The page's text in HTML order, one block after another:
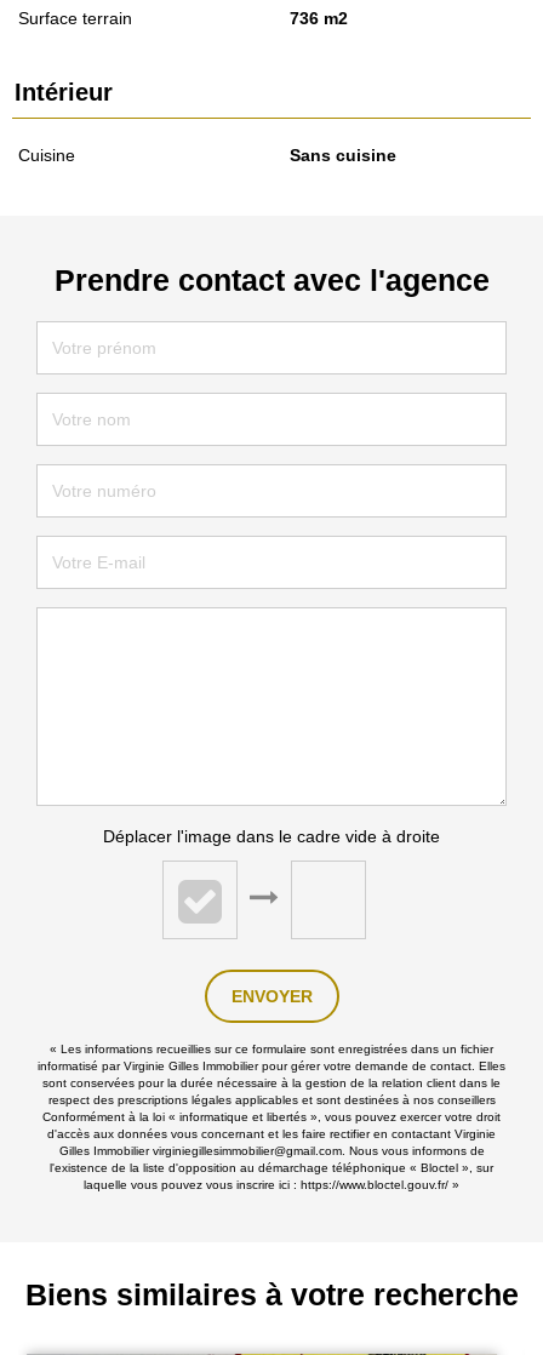
Surface terrain 736 m2
Intérieur
Cuisine Sans cuisine
Prendre contact avec l'agence
Déplacer l'image dans le cadre vide à droite
ENVOYER
« Les informations recueillies sur ce formulaire sont enregistrées dans un fichier
informatisé par Virginie Gilles Immobilier pour gérer votre demande de contact. Elles
sont conservées pour la durée nécessaire à la gestion de la relation client dans le
respect des prescriptions légales applicables et sont destinées à nos conseillers
Conformément à la loi « informatique et libertés », vous pouvez exercer votre droit
d'accès aux données vous concernant et les faire rectifier en contactant Virginie
Gilles Immobilier virginiegillesimmobilier@gmail.com. Nous vous informons de
l'existence de la liste d'opposition au démarchage téléphonique « Bloctel », sur
laquelle vous pouvez vous inscrire ici : https://www.bloctel.gouv.fr/ »
Biens similaires à votre recherche